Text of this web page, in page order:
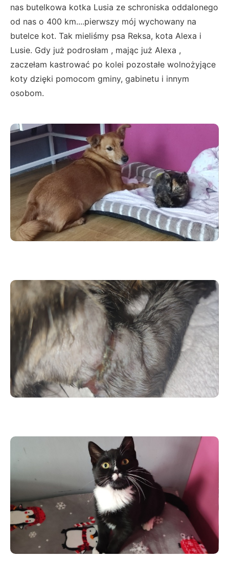
nas butelkowa kotka Lusia ze schroniska oddalonego
od nas o 400 km....pierwszy mój wychowany na
butelce kot. Tak mieliśmy psa Reksa, kota Alexa i
Lusie. Gdy już podrosłam , mając już Alexa ,
zaczełam kastrować po kolei pozostałe wolnożyjące
koty dzięki pomocom gminy, gabinetu i innym
osobom.